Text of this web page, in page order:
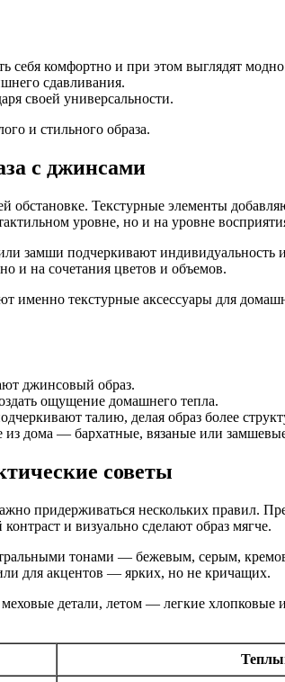
себя комфортно и при этом выглядят
сдавливания.
своей универсальности.
и стильного образа.
с джинсами
Текстурные элементы
уровне, но и на уровне
замши подчеркивают
и на сочетания цветов и объемов.
текстурные аксессуары для
джинсовый образ.
ощущение домашнего тепла.
талию, делая образ более
из дома — бархатные, вязаные или
советы
придерживаться нескольких правил.
и визуально сделают образ мягче.
тонами — бежевым, серым,
для акцентов — ярких, но не кричащих.
детали, летом — легкие